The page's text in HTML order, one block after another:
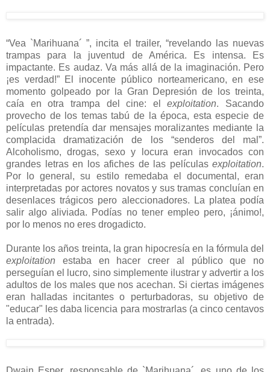
“Vea `Marihuana´ ”, incita el trailer, “revelando las nuevas
trampas para la juventud de América. Es intensa. Es
impactante. Es audaz. Va más allá de la imaginación. Pero
¡es verdad!” El inocente público norteamericano, en ese
momento golpeado por la Gran Depresión de los treinta,
caía en otra trampa del cine: elexploitation. Sacando
provecho de los temas tabú de la época, esta especie de
películas pretendía dar mensajes moralizantes mediante la
complacida dramatización de los “senderos del mal”.
Alcoholismo, drogas, sexo y locura eran invocados con
grandes letras en los afiches de las películas exploitation.
Por lo general, su estilo remedaba el documental, eran
interpretadas por actores novatos y sus tramas concluían en
desenlaces trágicos pero aleccionadores. La platea podía
salir algo aliviada. Podías no tener empleo pero, ¡ánimo!,
por lo menos no eres drogadicto.
Durante los años treinta, la gran hipocresía en la fórmula del
exploitation estaba en hacer creer al público que no
perseguían el lucro, sino simplemente ilustrar y advertir a los
adultos de los males que nos acechan. Si ciertas imágenes
eran halladas incitantes o perturbadoras, su objetivo de
"educar" les daba licencia para mostrarlas (a cinco centavos
la entrada).